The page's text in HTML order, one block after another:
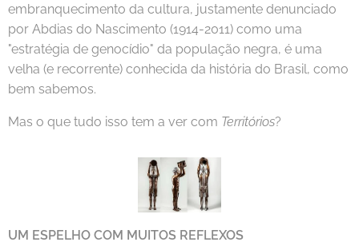
embranquecimento da cultura, justamente denunciado
por Abdias do Nascimento (1914-2011) como uma
"estratégia de genocídio" da população negra, é uma
velha (e recorrente) conhecida da história do Brasil, como
bem sabemos.
Mas o que tudo isso tem a ver com Territórios?
UM ESPELHO COM MUITOS REFLEXOS